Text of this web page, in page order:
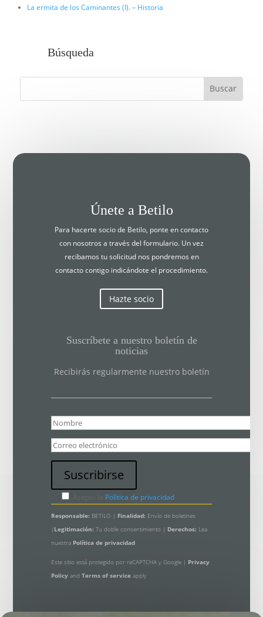
La ermita de los Caminantes (I). – Historia
Búsqueda
Únete a Betilo
Para hacerte socio de Betilo, ponte en contacto
con nosotros a través del formulario. Un vez
recibamos tu solicitud nos pondremos en
contacto contigo indicándote el procedimiento.
Hazte socio
Suscríbete a nuestro boletín de
noticias
Recibirás regularmente nuestro boletín
Política de privacidad
Responsable: BETILO | Finalidad: Envío de boletines
| Legitimación: Tu doble consentimiento | Derechos: Lea
nuestra Política de privacidad
Este sitio está protegido por reCAPTCHA y Google | Privacy
Policy and Terms of serviceapply